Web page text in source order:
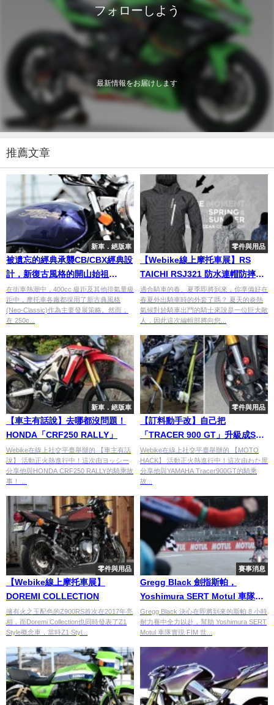
フォローしよう
最新情報をお届けします
推薦文章
新車．絕版車
被遺忘的經典承襲CB/CBX經典設
計，新復古風格的開山始祖
HONDA JADE 400
在街車熱潮中，400cc 級距及其他排氣量級
距中，摩托車各廠都採用了新古典風格
(Neo-Classic)作為主要發展策略。然而，
在 250c...
零件與用品
【Webike線上摩托車展】RS
TAICHI RSJ321 防水連帽防摔外
套
適合騎車的春、夏季即將到來，你準備好在
春夏外出騎車時的外套了嗎？ 夏天的炎熱
氣候對於騎車出門的騎士來說是一位巨大敵
人，因此這次編輯部將向您...
新車．絕版車
【車主有話說】去哪都沒問題！
HONDA「CRF250 RALLY」
Webike在線上社交平臺舉辦的 【車主有話
說】 活動正火熱進行中！這次由ヨッシー
分享他與HONDA CRF250 RALLY的騎乘故
事！ ...
零件與用品
【訂料動手改】自己把
「TRACER 900 GT」升級成SP
版！
Webike在線上社交平臺舉辦的 【MOTO
HACK】 活動正火熱進行中！這次由わた屋
分享他與YAMAHA Tracer900GT的騎乘
故...
零件與用品
【Webike線上摩托車展】
DOREMI COLLECTION
擁有火之玉配色的Z900RS首次在2017年亮
相，而Doremi Collection也同時發表了Z1
Style概念車，當時Z1 Styl...
賽事消息
Gregg Black 劍指斯帕，
Yoshimura SERT Motul 車隊力
爭 EWC 三連勝
Gregg Black 決心在即將到來的斯帕 8 小時
耐力賽中全力以赴，幫助 Yoshimura SERT
Motul 車隊實現 FIM 世...